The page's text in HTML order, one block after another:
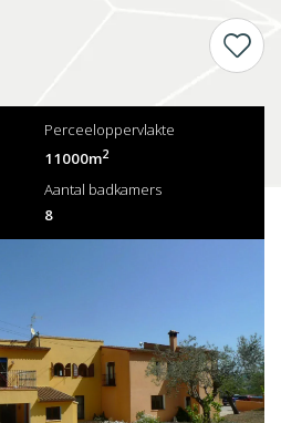
Perceeloppervlakte
11000m2
Aantal badkamers
8